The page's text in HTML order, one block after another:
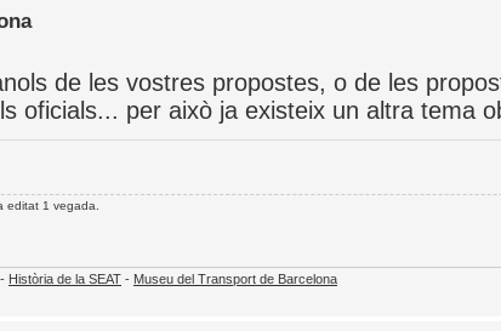
de les vostres propostes, o de les
oficials... per això ja existeix un altra tema
editat 1 vegada.
- Història de la SEAT - Museu del Transport de Barcelona